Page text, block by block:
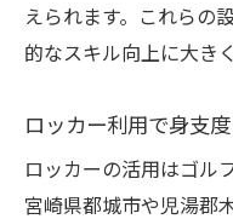
えられます。これらの
的なスキル向上に大き
ロッカー利用で身支
ロッカーの活用はゴル
宮崎県都城市や児湯郡